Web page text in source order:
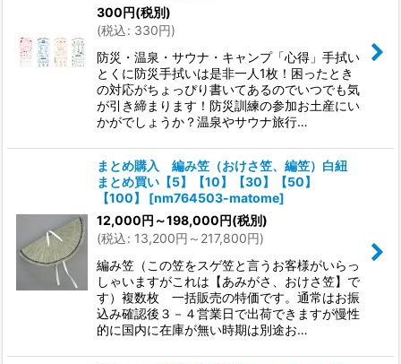
300円(税別)
(税込: 330円)
防災・温泉・サウナ・キャンプ「心得」手拭い
とくに防災手拭いは是非一人1枚！困ったとき
の対応がちょっぴり書いてあるのでいつでも気
が引き締まります！防災訓練の参加お土産にい
かがでしょうか？温泉やサウナ旅行…
まとめ購入 編み笠（おけさ笠、編笠）白紐
まとめ買い【5】【10】【30】【50】
【100】
[nm764503-matome]
12,000円 ～198,000円(税別)
(税込: 13,200円 ～217,800円)
編み笠（この笠をスゲ笠と言うお客様がいらっ
しゃいますがこれは【あみがさ、おけさ笠】で
す）複数枚 一括販売の特価です。通常はお振
込み確認後３－４営業日で出荷できますが慢性
的に国内に在庫が無い時期は別途お…